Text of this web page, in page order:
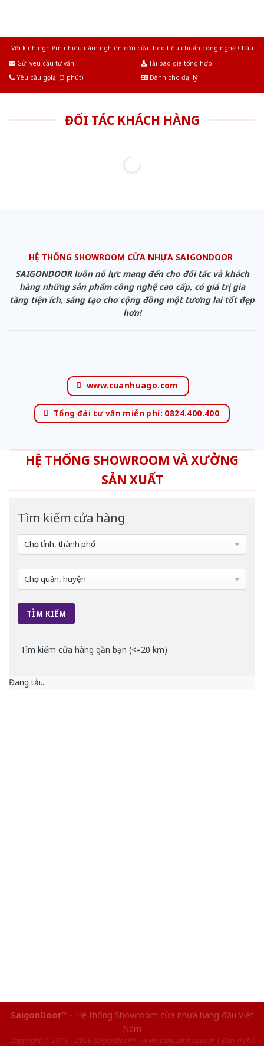
Với kinh nghiệm nhiêu năm nghiên cứu cửa theo tiêu chuẩn công nghệ Châu
Gửi yêu cầu tư vấn
Tải báo giá tổng hợp
Yêu cầu gọi lại (3 phút)
Dành cho đại lý
ĐỐI TÁC KHÁCH HÀNG
HỆ THỐNG SHOWROOM CỬA NHỰA SAIGONDOOR
SAIGONDOOR luôn nỗ lực mang đến cho đối tác và khách
hàng những sản phẩm công nghệ cao cấp, có giá trị gia
tăng tiện ích, sáng tạo cho cộng đồng một tương lai tốt đẹp
hơn!
www.cuanhuago.com
Tổng đài tư vấn miễn phí: 0824.400.400
HỆ THỐNG SHOWROOM VÀ XƯỞNG
SẢN XUẤT
Tìm kiếm cửa hàng
Tìm kiếm cửa hàng gần bạn (<=20 km)
Đang tải...
SaigonDoor™ - Hệ thống Showroom cửa nhựa hàng đầu Việt
Nam
Copyright ⓒ 2016 – 2026 SaigonDoor™ - www.bancuanhua.com | Đơn vị chủ